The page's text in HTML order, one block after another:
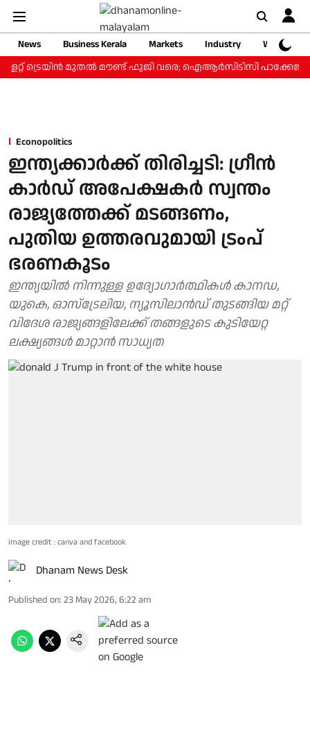
News Business Kerala Markets Industry
Web
ട്രെയിന്‍ മുതല്‍ മൗണ്ട് ഫുജി വരെ; ഐആര്‍സിടിസി പാക്കേജ്
Econopolitics
ഇന്ത്യക്കാര്‍ക്ക് തിരിച്ചടി: ഗ്രീൻ
കാർഡ് അപേക്ഷകർ സ്വന്തം
രാജ്യത്തേക്ക് മടങ്ങണം,
പുതിയ ഉത്തരവുമായി ട്രംപ്
ഭരണകൂടം
ഇന്ത്യയില്‍ നിന്നുള്ള ഉദ്യോഗാര്‍ത്ഥികള്‍ കാനഡ,
യുകെ, ഓസ്‌ട്രേലിയ, ന്യൂസിലാൻഡ് തുടങ്ങിയ മറ്റ്
വിദേശ രാജ്യങ്ങളിലേക്ക് തങ്ങളുടെ കുടിയേറ്റ
ലക്ഷ്യങ്ങൾ മാറ്റാൻ സാധ്യത
image credit : canva and facebook
Dhanam News Desk
Published on: 23 May 2026, 6:22 am